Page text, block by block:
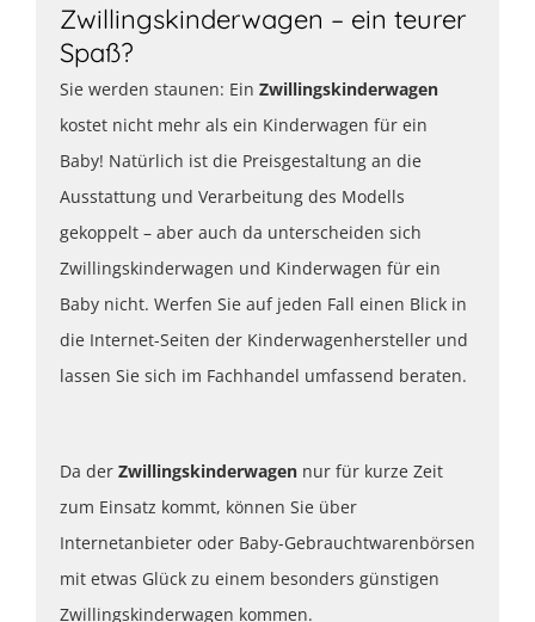
Zwillingskinderwagen – ein teurer
Spaß?
Sie werden staunen: Ein Zwillingskinderwagen
kostet nicht mehr als ein Kinderwagen für ein
Baby! Natürlich ist die Preisgestaltung an die
Ausstattung und Verarbeitung des Modells
gekoppelt – aber auch da unterscheiden sich
Zwillingskinderwagen und Kinderwagen für ein
Baby nicht. Werfen Sie auf jeden Fall einen Blick in
die Internet-Seiten der Kinderwagenhersteller und
lassen Sie sich im Fachhandel umfassend beraten.
Da der Zwillingskinderwagen nur für kurze Zeit
zum Einsatz kommt, können Sie über
Internetanbieter oder Baby-Gebrauchtwarenbörsen
mit etwas Glück zu einem besonders günstigen
Zwillingskinderwagen kommen.